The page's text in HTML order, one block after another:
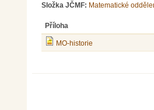
Složka JČMF: Matematické
Příloha
MO-historie